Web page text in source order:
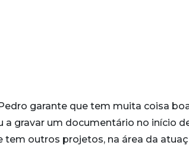
garante que tem muita coisa
a gravar um documentário no início
outros projetos, na área da